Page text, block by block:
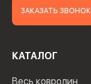
ЗАКАЗАТЬ ЗВОНОК
КАТАЛОГ
Весь ковролин